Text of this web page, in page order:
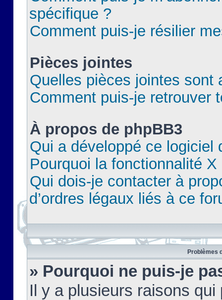
spécifique ?
Comment puis-je résilier
Pièces jointes
Quelles pièces jointes sont
Comment puis-je retrouver
À propos de phpBB3
Qui a développé ce logiciel
Pourquoi la fonctionnalité X
Qui dois-je contacter à
d’ordres légaux liés à ce
Problèmes
» Pourquoi ne puis-je
Il y a plusieurs raisons